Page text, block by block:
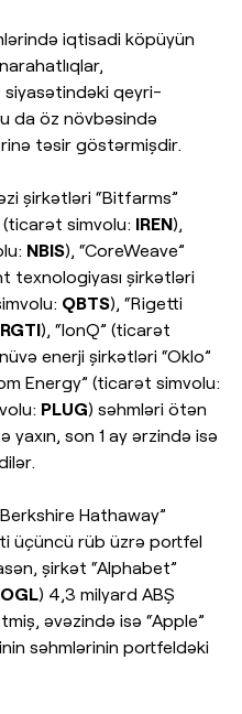
iqtisadi köpüyün
qeyri-
da öz növbəsində
təsir göstərmişdir.
şirkətləri “Bitfarms”
(ticarət simvolu: IREN),
NBIS), “CoreWeave”
texnologiyası şirkətləri
QBTS), “Rigetti
RGTI), “IonQ” (ticarət
enerji şirkətləri “Oklo”
Energy” (ticarət simvolu:
PLUG) səhmləri ötən
son 1 ay ərzində isə
Hathaway”
üçüncü rüb üzrə portfel
şirkət “Alphabet”
) 4,3 milyard ABŞ
əvəzində isə “Apple”
səhmlərinin portfeldəki